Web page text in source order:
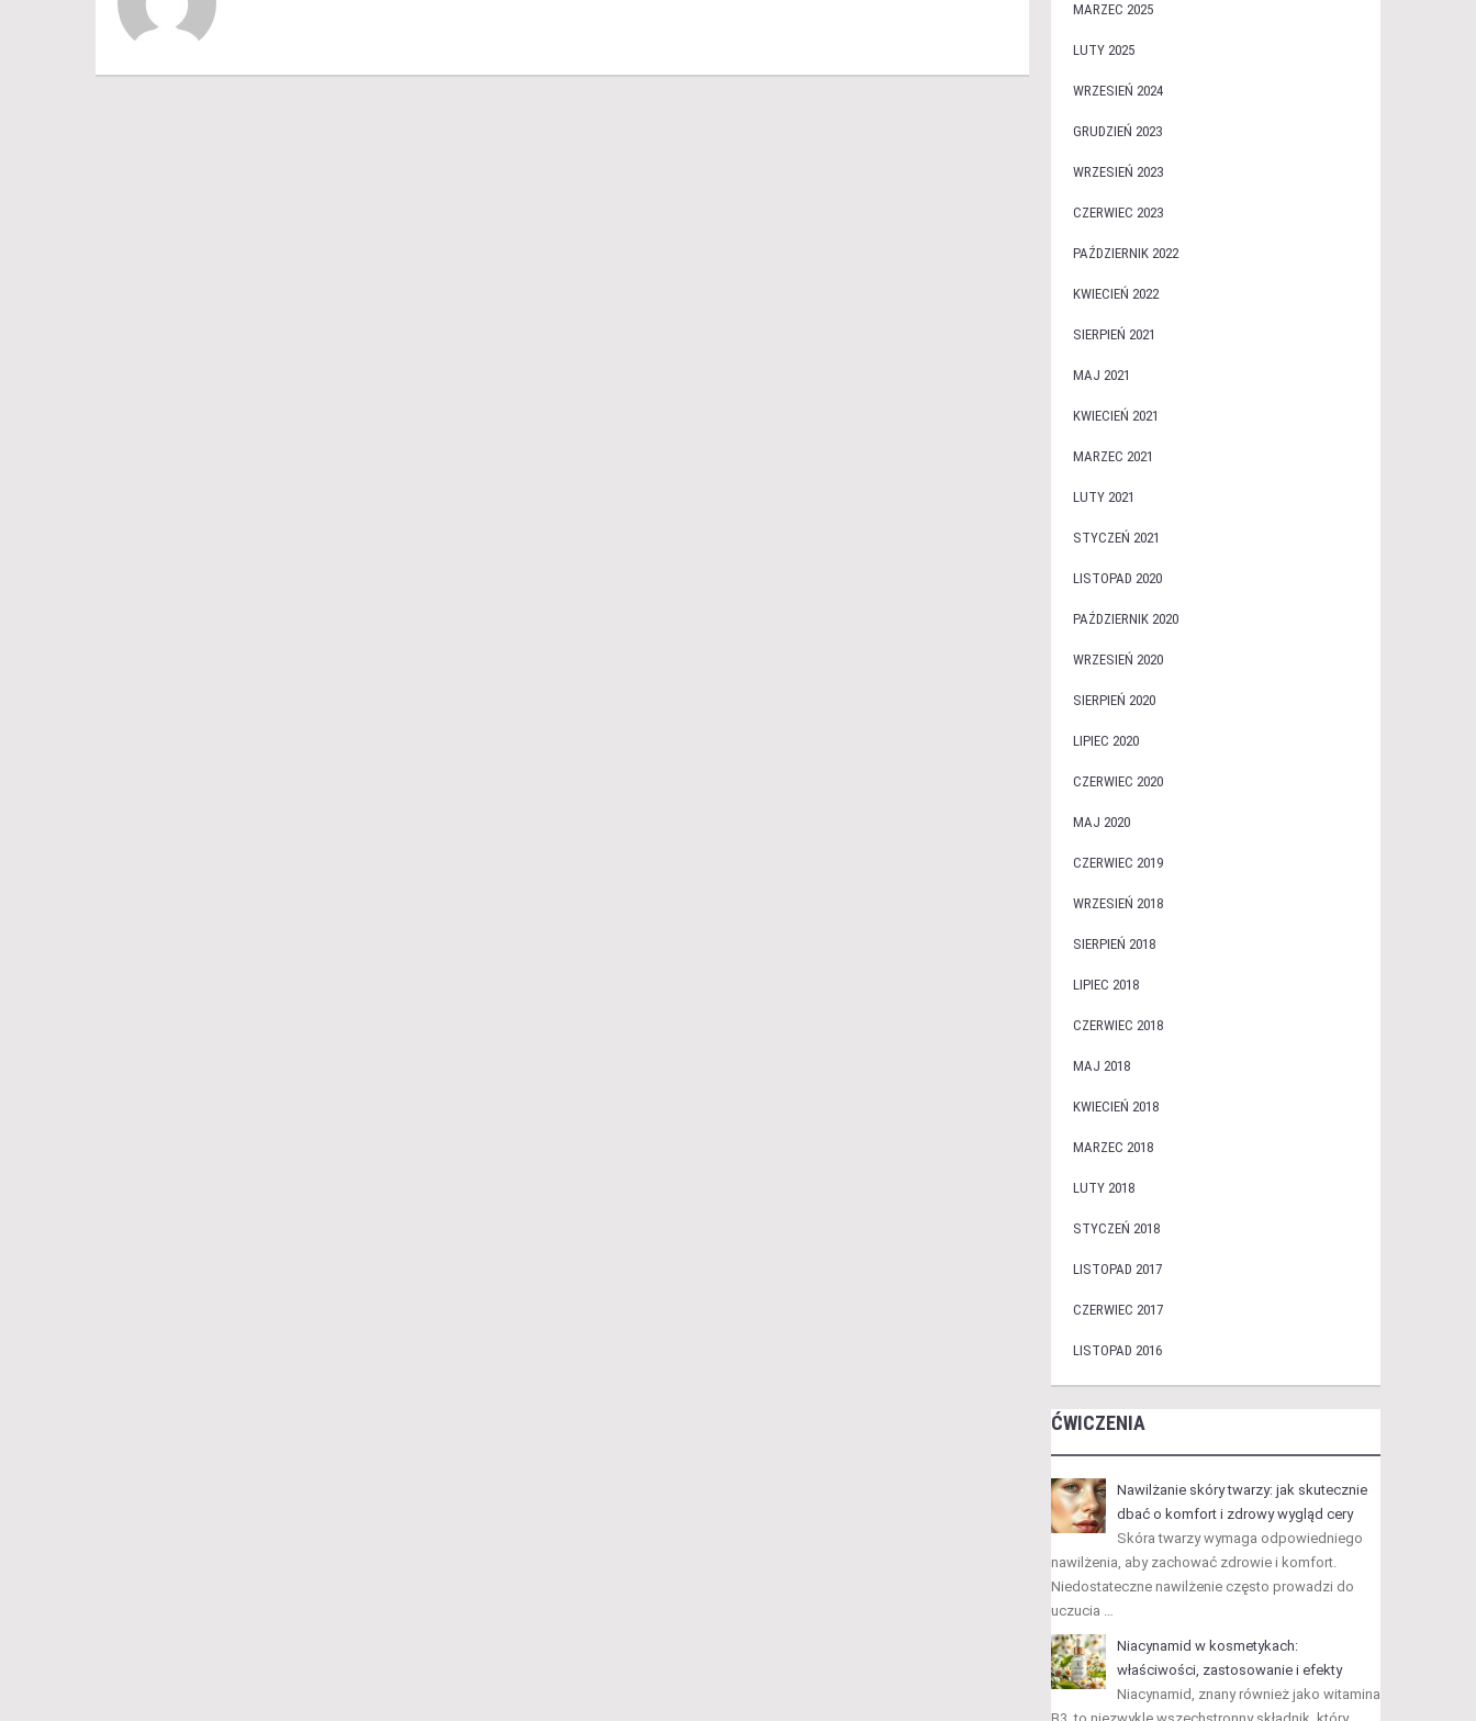
MARZEC 2025
LUTY 2025
WRZESIEŃ 2024
GRUDZIEŃ 2023
WRZESIEŃ 2023
CZERWIEC 2023
PAŹDZIERNIK 2022
KWIECIEŃ 2022
SIERPIEŃ 2021
MAJ 2021
KWIECIEŃ 2021
MARZEC 2021
LUTY 2021
STYCZEŃ 2021
LISTOPAD 2020
PAŹDZIERNIK 2020
WRZESIEŃ 2020
SIERPIEŃ 2020
LIPIEC 2020
CZERWIEC 2020
MAJ 2020
CZERWIEC 2019
WRZESIEŃ 2018
SIERPIEŃ 2018
LIPIEC 2018
CZERWIEC 2018
MAJ 2018
KWIECIEŃ 2018
MARZEC 2018
LUTY 2018
STYCZEŃ 2018
LISTOPAD 2017
CZERWIEC 2017
LISTOPAD 2016
ĆWICZENIA
Nawilżanie skóry twarzy: jak skutecznie
dbać o komfort i zdrowy wygląd cery
Skóra twarzy wymaga odpowiedniego
nawilżenia, aby zachować zdrowie i komfort.
Niedostateczne nawilżenie często prowadzi do
uczucia …
Niacynamid w kosmetykach:
właściwości, zastosowanie i efekty
Niacynamid, znany również jako witamina